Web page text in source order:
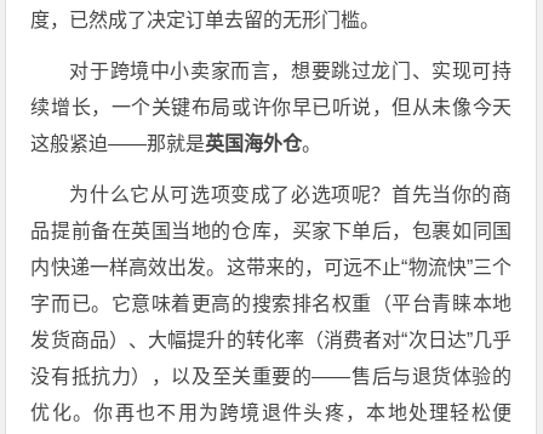
度，已然成了决定订单去留的无形门槛。
对于跨境中小卖家而言，想要跳过龙门、实现可持
续增长，一个关键布局或许你早已听说，但从未像今天
这般紧迫——那就是英国海外仓。
为什么它从可选项变成了必选项呢？首先当你的商
品提前备在英国当地的仓库，买家下单后，包裹如同国
内快递一样高效出发。这带来的，可远不止“物流快”三个
字而已。它意味着更高的搜索排名权重（平台青睐本地
发货商品）、大幅提升的转化率（消费者对“次日达”几乎
没有抵抗力），以及至关重要的——售后与退货体验的
优化。你再也不用为跨境退件头疼，本地处理轻松便